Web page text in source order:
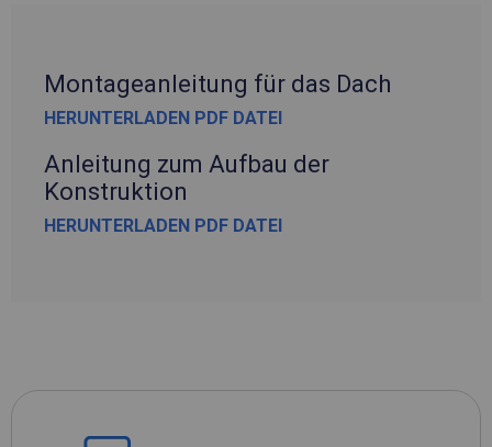
Montageanleitung für das Dach
HERUNTERLADEN PDF DATEI
Anleitung zum Aufbau der
Konstruktion
HERUNTERLADEN PDF DATEI